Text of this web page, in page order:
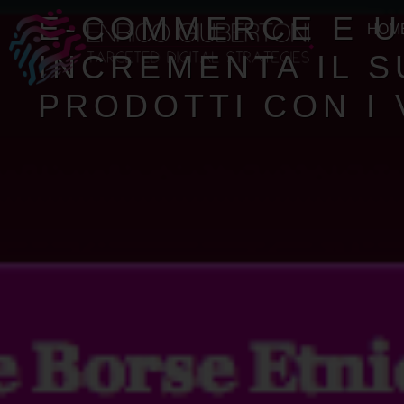
E-COMMERCE E
INCREMENTA IL
PRODOTTI CON I